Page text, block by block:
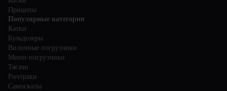
Прицепы
Популярные категории
Катки
Бульдозеры
Вилочные погрузчики
Мини-погрузчики
Тягачи
Ричтраки
Самосвалы